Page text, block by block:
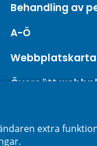
Behandling av
A-Ö
Webbplatskarta
Översätt
extra